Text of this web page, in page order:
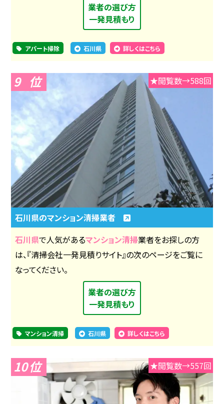
業者の選び方
一発見積もり
アパート掃除 石川県 詳しくはこちら
9 ★閲覧数→588回
石川県のマンション清掃業者
石川県で人気があるマンション清掃業者をお探しの方
は、『清掃会社一発見積りサイト』の次のページをご覧に
なってください。
業者の選び方
一発見積もり
マンション清掃 石川県 詳しくはこちら
10 ★閲覧数→557回